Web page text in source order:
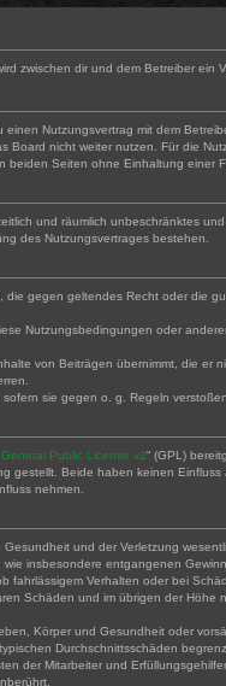
zwischen dir und dem Betreiber
einen Nutzungsvertrag mit dem
nicht weiter nutzen. Für die
Seiten ohne Einhaltung einer
und räumlich unbeschränktes
des Nutzungsvertrages bestehen.
gegen geltendes Recht oder die
Nutzungsbedingungen oder
von Beiträgen übernimmt, die
sie gegen o. g. Regeln
Public License v2“ (GPL)
gestellt. Beide haben keinen
nehmen.
und der Verletzung
insbesondere entgangenen Gewinn.
fahrlässigem Verhalten oder bei
Schäden und im übrigen der
Körper und Gesundheit oder
Durchschnittsschäden
der Mitarbeiter und